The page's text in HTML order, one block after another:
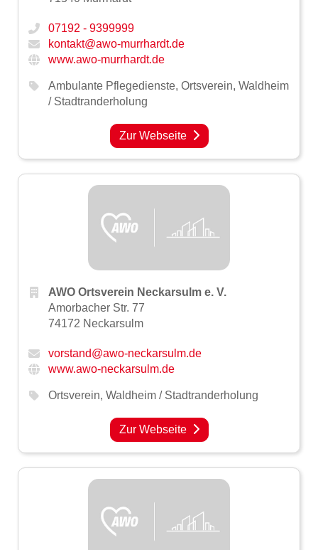
07192 - 9399999
kontakt@awo-murrhardt.de
www.awo-murrhardt.de
Ambulante Pflegedienste, Ortsverein, Waldheim
/ Stadtranderholung
Zur Webseite
AWO Ortsverein Neckarsulm e. V.
Amorbacher Str. 77
74172 Neckarsulm
vorstand@awo-neckarsulm.de
www.awo-neckarsulm.de
Ortsverein, Waldheim / Stadtranderholung
Zur Webseite